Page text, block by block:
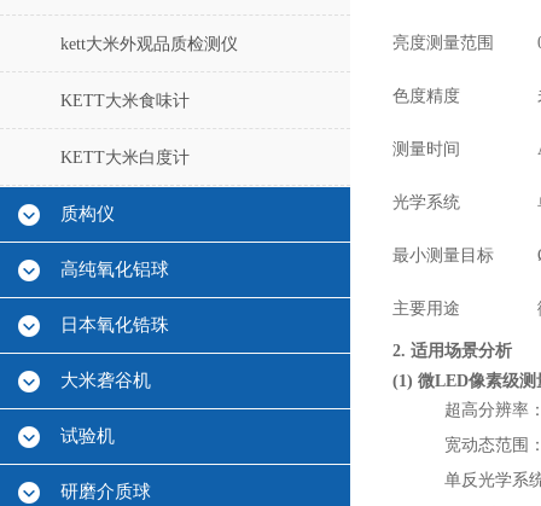
kett大米外观品质检测仪
KETT大米食味计
KETT大米白度计
质构仪
高纯氧化铝球
日本氧化锆珠
大米砻谷机
试验机
研磨介质球
亮度测量范围
色度精度
测量时间
光学系统
最小测量目标
主要用途
2. 适用场景分析
(1) 微LED像素级
超高分辨率
宽动态范围
单反光学系